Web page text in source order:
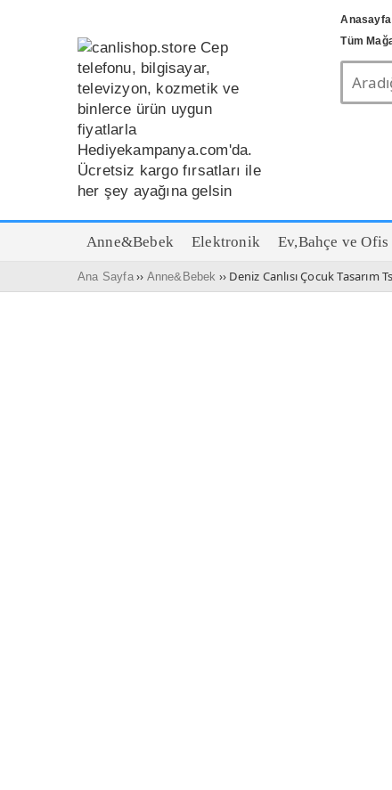
Tüm
Anne&Bebek Elektronik Ev,Bahçe ve Ofis
Ana Sayfa›› Anne&Bebek ›› Deniz Canlısı Çocuk Tasarım